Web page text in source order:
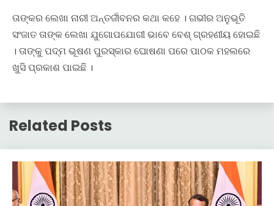
ତାଙ୍କର ଲେଖା ନାରୀ ଅନ୍ତର୍ଜୀବନର କଥା କହେ । ଗଭୀର ଅନୁଭୂତି
ସଂଜାତ ତାଙ୍କ ଲେଖା ଯୁଗୋପଯୋଗୀ ଭାବେ ବେଶ୍ ଗ୍ରହଣୀୟ ହୋଇଛି
। ତାଙ୍କୁ ପଦ୍ମ ଭୂଷଣ ପୁରସ୍କାର ଘୋଷଣା ପରେ ପାଠକ ମହଲରେ
ଖୁସି ପ୍ରକାଶ ପାଇଛି ।
Related Posts